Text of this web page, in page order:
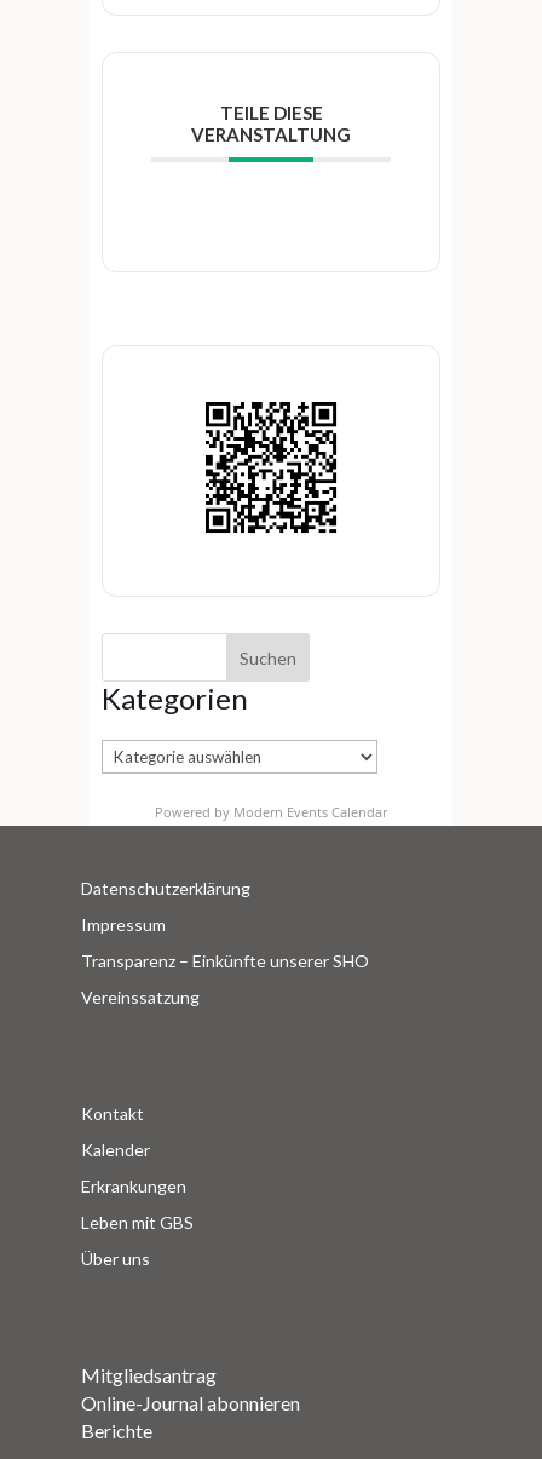
TEILE DIESE
VERANSTALTUNG
Kategorien
Kategorien
Powered by Modern Events Calendar
Datenschutzerklärung
Impressum
Transparenz – Einkünfte unserer SHO
Vereinssatzung
Kontakt
Kalender
Erkrankungen
Leben mit GBS
Über uns
Mitgliedsantrag
Online-Journal abonnieren
Berichte